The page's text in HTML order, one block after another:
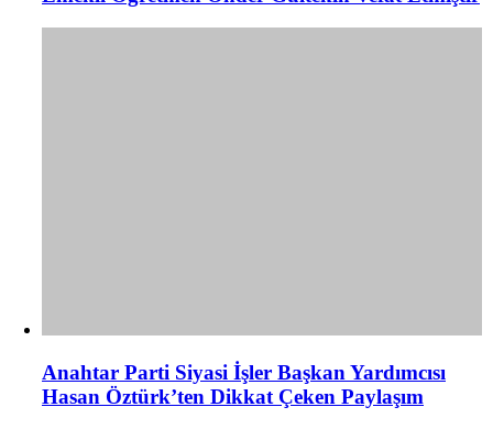
Anahtar Parti Siyasi İşler Başkan Yardımcısı
Hasan Öztürk’ten Dikkat Çeken Paylaşım